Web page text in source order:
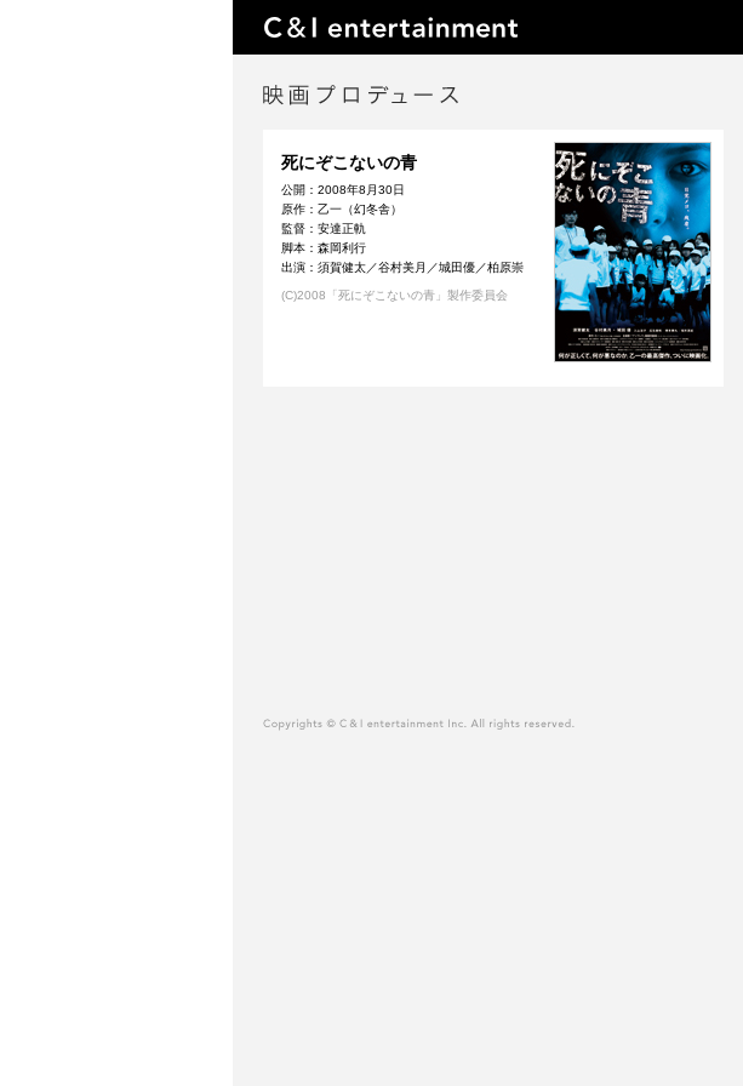
死にぞこないの青
公開：2008年8月30日
原作：乙一（幻冬舎）
監督：安達正軌
脚本：森岡利行
出演：須賀健太／谷村美月／城田優／柏原崇
(C)2008「死にぞこないの青」製作委員会